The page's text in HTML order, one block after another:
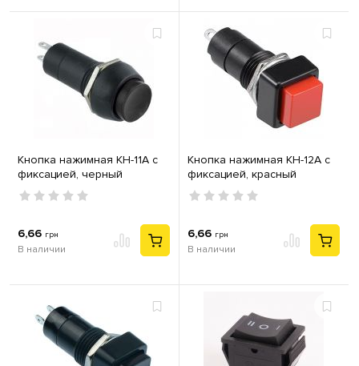
Кнопка нажимная КН-11А с
фиксацией, черный
6,66 грн
В наличии
Кнопка нажимная КН-12А с
фиксацией, красный
6,66 грн
В наличии